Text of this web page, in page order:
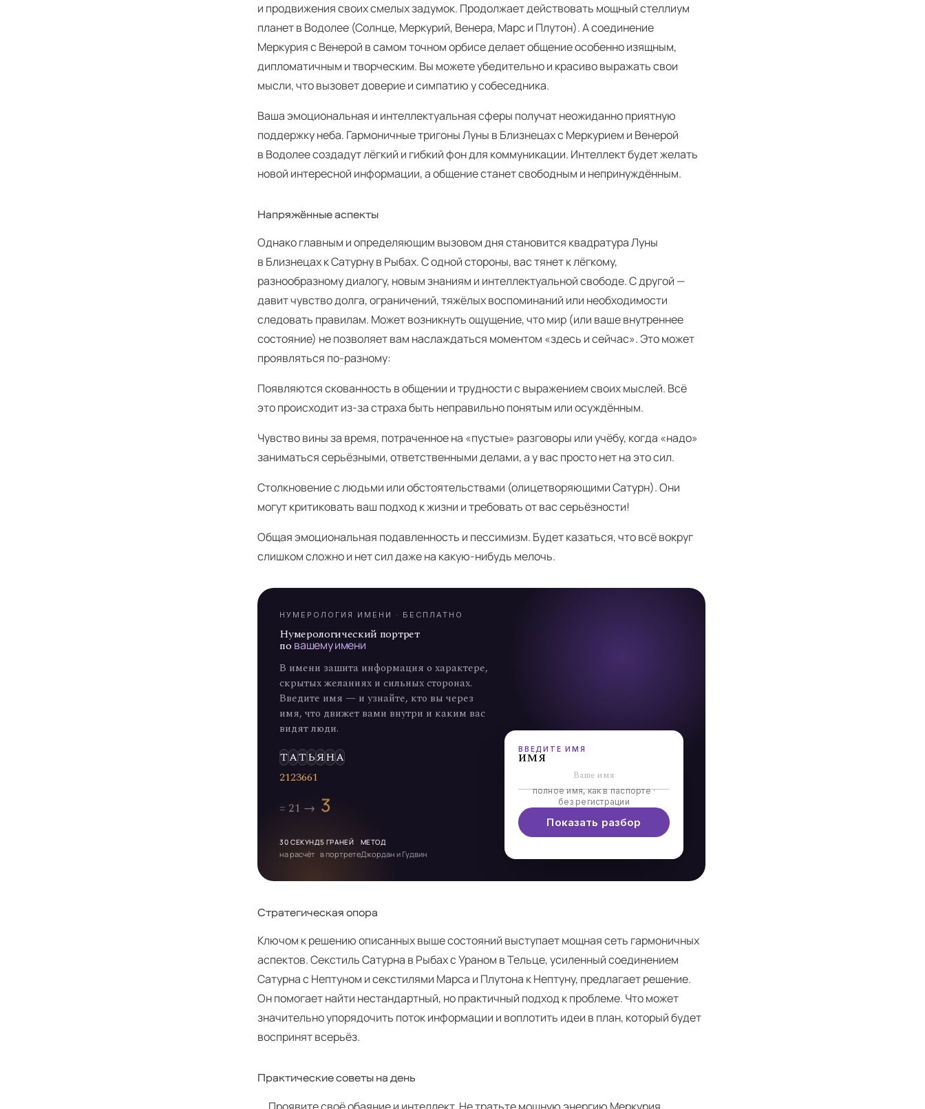
и продвижения своих смелых задумок. Продолжает действовать мощный стеллиум
планет в Водолее (Солнце, Меркурий, Венера, Марс и Плутон). А соединение
Меркурия с Венерой в самом точном орбисе делает общение особенно изящным,
дипломатичным и творческим. Вы можете убедительно и красиво выражать свои
мысли, что вызовет доверие и симпатию у собеседника.
Ваша эмоциональная и интеллектуальная сферы получат неожиданно приятную
поддержку неба. Гармоничные тригоны Луны в Близнецах с Меркурием и Венерой
в Водолее создадут лёгкий и гибкий фон для коммуникации. Интеллект будет желать
новой интересной информации, а общение станет свободным и непринуждённым.
Напряжённые аспекты
Однако главным и определяющим вызовом дня становится квадратура Луны
в Близнецах к Сатурну в Рыбах. С одной стороны, вас тянет к лёгкому,
разнообразному диалогу, новым знаниям и интеллектуальной свободе. С другой —
давит чувство долга, ограничений, тяжёлых воспоминаний или необходимости
следовать правилам. Может возникнуть ощущение, что мир (или ваше внутреннее
состояние) не позволяет вам наслаждаться моментом «здесь и сейчас». Это может
проявляться по-разному:
Появляются скованность в общении и трудности с выражением своих мыслей. Всё
это происходит из-за страха быть неправильно понятым или осуждённым.
Чувство вины за время, потраченное на «пустые» разговоры или учёбу, когда «надо»
заниматься серьёзными, ответственными делами, а у вас просто нет на это сил.
Столкновение с людьми или обстоятельствами (олицетворяющими Сатурн). Они
могут критиковать ваш подход к жизни и требовать от вас серьёзности!
Общая эмоциональная подавленность и пессимизм. Будет казаться, что всё вокруг
слишком сложно и нет сил даже на какую-нибудь мелочь.
А
7
ЯНУМЕРОЛОГИЯ ИМЕНИ · БЕСПЛАТНО
Нумерологический портрет
по вашему имени
В имени зашита информация о характере,
скрытых желаниях и сильных сторонах.
Введите имя — и узнайте, кто вы через
имя, что движет вами внутри и каким вас
видят люди.
ТАТЬЯНА
2123661
= 21 → 3
30 СЕКУНД
на расчёт
5 ГРАНЕЙ
в портрете
МЕТОД
Джордан и Гудвин
ВВЕДИТЕ ИМЯ
имя
полное имя, как в паспорте ·
без регистрации
Показать разбор
Стратегическая опора
Ключом к решению описанных выше состояний выступает мощная сеть гармоничных
аспектов. Секстиль Сатурна в Рыбах с Ураном в Тельце, усиленный соединением
Сатурна с Нептуном и секстилями Марса и Плутона к Нептуну, предлагает решение.
Он помогает найти нестандартный, но практичный подход к проблеме. Что может
значительно упорядочить поток информации и воплотить идеи в план, который будет
воспринят всерьёз.
Практические советы на день